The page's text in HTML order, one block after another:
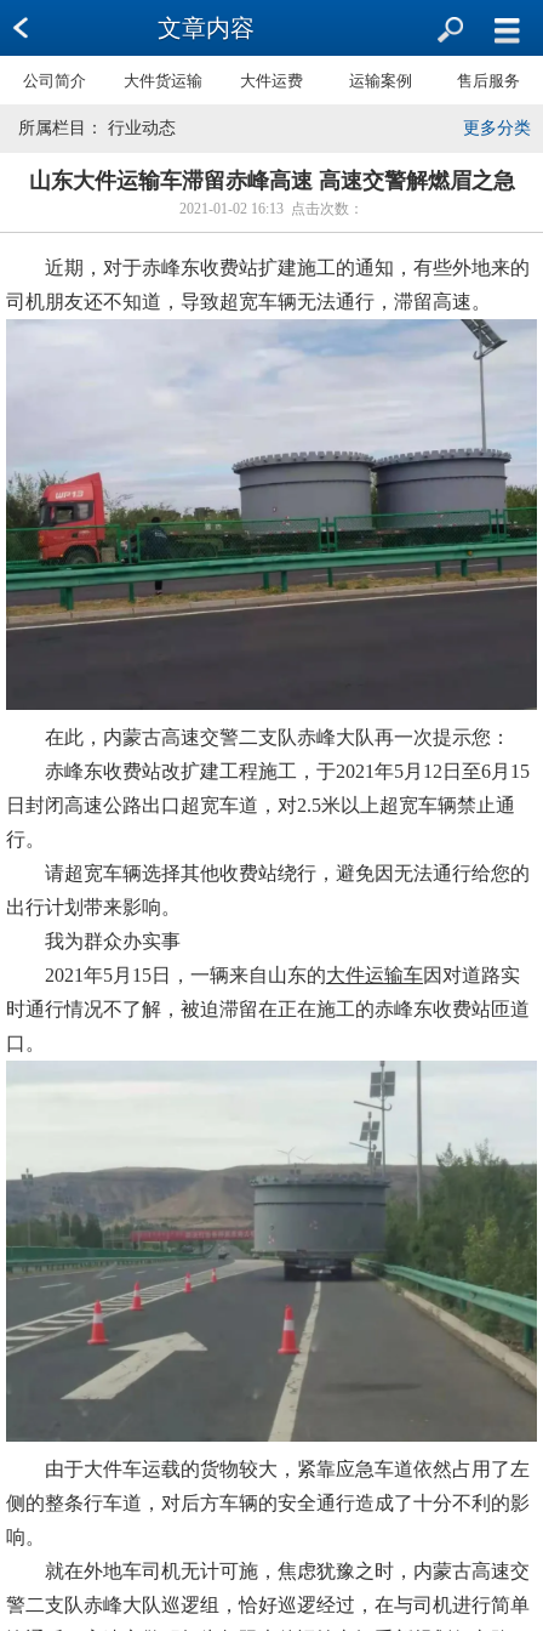
文章内容
公司简介 大件货运输 大件运费 运输案例 售后服务
更多分类
所属栏目： 行业动态
山东大件运输车滞留赤峰高速 高速交警解燃眉之急
2021-01-02 16:13 点击次数：
近期，对于赤峰东收费站扩建施工的通知，有些外地来的
司机朋友还不知道，导致超宽车辆无法通行，滞留高速。
在此，内蒙古高速交警二支队赤峰大队再一次提示您：
赤峰东收费站改扩建工程施工，于2021年5月12日至6月15
日封闭高速公路出口超宽车道，对2.5米以上超宽车辆禁止通
行。
请超宽车辆选择其他收费站绕行，避免因无法通行给您的
出行计划带来影响。
我为群众办实事
2021年5月15日，一辆来自山东的大件运输车因对道路实
时通行情况不了解，被迫滞留在正在施工的赤峰东收费站匝道
口。
由于大件车运载的货物较大，紧靠应急车道依然占用了左
侧的整条行车道，对后方车辆的安全通行造成了十分不利的影
响。
就在外地车司机无计可施，焦虑犹豫之时，内蒙古高速交
警二支队赤峰大队巡逻组，恰好巡逻经过，在与司机进行简单